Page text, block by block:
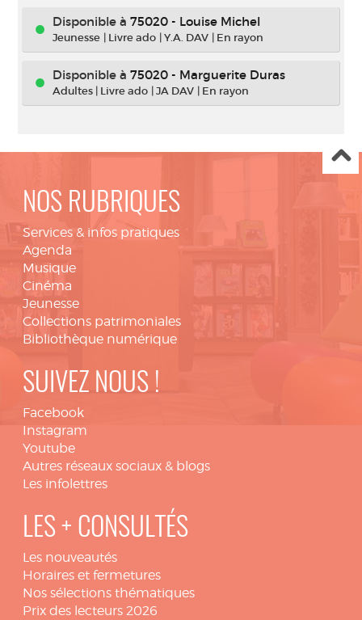
Disponible à 75020 - Louise Michel
Jeunesse | Livre ado |Y.A. DAV | En rayon
Disponible à 75020 - Marguerite Duras
Adultes | Livre ado |JA DAV | En rayon
NOS RUBRIQUES
Services & infos pratiques
Agenda
Musique
Cinéma
Jeunesse
Collections patrimoniales
Bibliothèque numérique
SUIVEZ NOUS !
Facebook
Instagram
Youtube
Autres réseaux sociaux & blogs
Les infolettres
LES + CONSULTÉS
Les nouveautés
Horaires et fermetures
Nos sélections thématiques
Prix des lecteurs 2026